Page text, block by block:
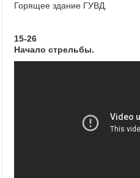
Горящее здание ГУВД.
15-26
Начало стрельбы.